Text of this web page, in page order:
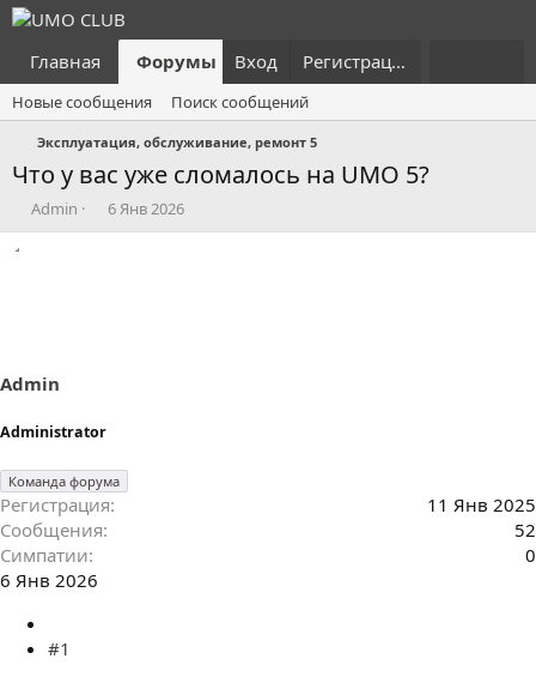
Главная Форумы Что нового?
Вход Регистрация
Новые сообщения Поиск сообщений
Эксплуатация, обслуживание, ремонт 5
Что у вас уже сломалось на UMO 5?
А
в
ы
Admin
Д
а
6 Янв 2026
Admin
Administrator
Команда форума
Регистрация
11 Янв 2025
Сообщения
52
Симпатии
0
6 Янв 2026
#1